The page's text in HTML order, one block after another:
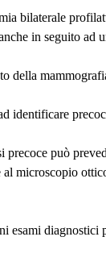
bilaterale
in seguito ad
della
identificare
precoce può
al microscopio
esami diagnostici